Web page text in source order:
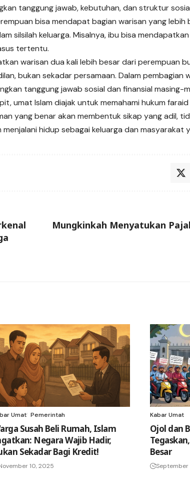
tanggung jawab, kebutuhan, dan struktur
bisa mendapat bagian warisan yang lebih
silsilah keluarga. Misalnya, ibu bisa
tertentu.
warisan dua kali lebih besar dari perempuan
bukan sekadar persamaan. Dalam pembagian
tanggung jawab sosial dan finansial masing-
umat Islam diajak untuk memahami hukum
yang benar akan membentuk sikap yang adil,
hidup sebagai keluarga dan masyarakat
Mungkinkah Menyatukan
Umat Pemerintah
Susah Beli Rumah, Islam
Negara Wajib Hadir,
Sekadar Bagi Kredit!
10, 2025
Kabar Umat
Ojol dan
Besar
September